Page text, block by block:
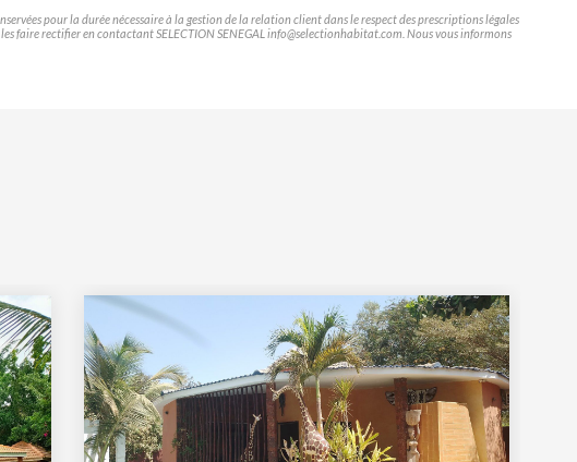
pour la durée nécessaire à la gestion de la relation client dans le respect des prescriptions légales
faire rectifier en contactant SELECTION SENEGAL info@selectionhabitat.com. Nous vous informons